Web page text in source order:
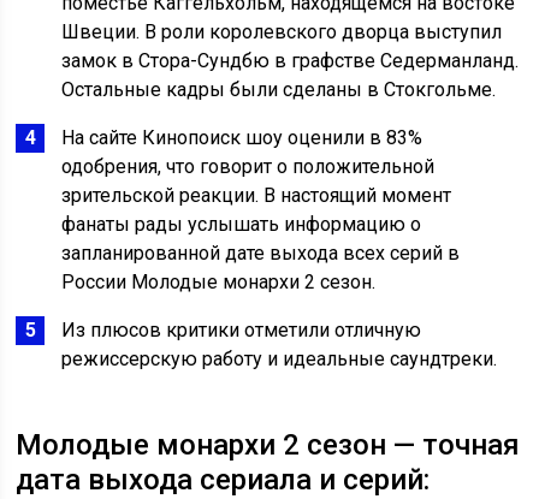
Швеции. В роли королевского дворца выступил
замок в Стора-Сундбю в графстве Седерманланд.
Остальные кадры были сделаны в Стокгольме.
На сайте Кинопоиск шоу оценили в 83%
одобрения, что говорит о положительной
зрительской реакции. В настоящий момент
фанаты рады услышать информацию о
запланированной дате выхода всех серий в
России Молодые монархи 2 сезон.
Из плюсов критики отметили отличную
режиссерскую работу и идеальные саундтреки.
Молодые монархи 2 сезон — точная
дата выхода сериала и серий: